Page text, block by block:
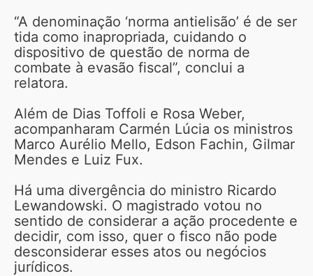
“A denominação ‘norma antielisão’ é de ser
tida como inapropriada, cuidando o
dispositivo de questão de norma de
combate à evasão fiscal”, conclui a
relatora.
Além de Dias Toffoli e Rosa Weber,
acompanharam Carmén Lúcia os ministros
Marco Aurélio Mello, Edson Fachin, Gilmar
Mendes e Luiz Fux.
Há uma divergência do ministro Ricardo
Lewandowski. O magistrado votou no
sentido de considerar a ação procedente e
decidir, com isso, quer o fisco não pode
desconsiderar esses atos ou negócios
jurídicos.